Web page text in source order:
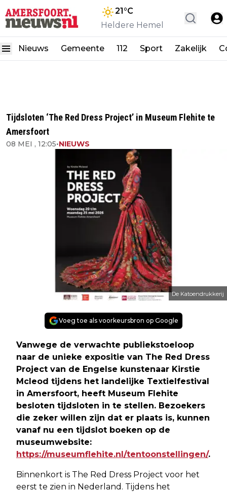
21°C
Heldere Hemel
Nieuws Gemeente 112 Sport Zakelijk
Tijdsloten ‘The Red Dress Project’ in Museum Flehite te
Amersfoort
08 MEI , 12:05•NIEUWS
De Katoendrukkerij
Voeg toe als voorkeursbron op Google
Vanwege de verwachte publiekstoeloop
naar de unieke expositie van The Red Dress
Project van de Engelse kunstenaar Kirstie
Mcleod tijdens het landelijke Textielfestival
in Amersfoort, heeft Museum Flehite
besloten tijdsloten in te stellen. Bezoekers
die zeker willen zijn dat er plaats is, kunnen
vanaf nu een tijdslot boeken op de
museumwebsite:
https://museumflehite.nl/tentoonstellingen/.
Binnenkort is The Red Dress Project voor het
eerst te zien in Nederland. Tijdens het